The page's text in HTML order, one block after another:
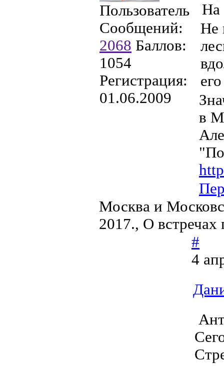
Пользователь
Сообщений:
2068 Баллов:
1054
Регистрация:
01.06.2009
На
Не
в
Москва и
2017., О
#
4